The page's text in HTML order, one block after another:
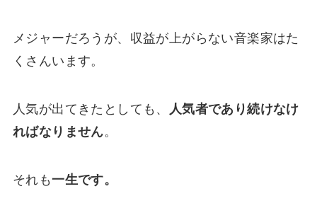
メジャーだろうが、収益が上がらない音楽家はた
くさんいます。
人気が出てきたとしても、
人気者であり続けなけ
ればなりません。
それも一生です。